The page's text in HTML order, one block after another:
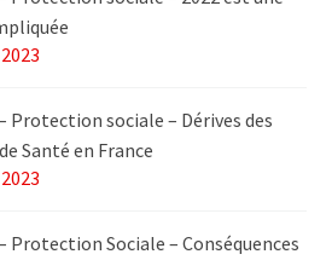
Protection sociale – Dérives des
Santé en France
Protection Sociale – Conséquences